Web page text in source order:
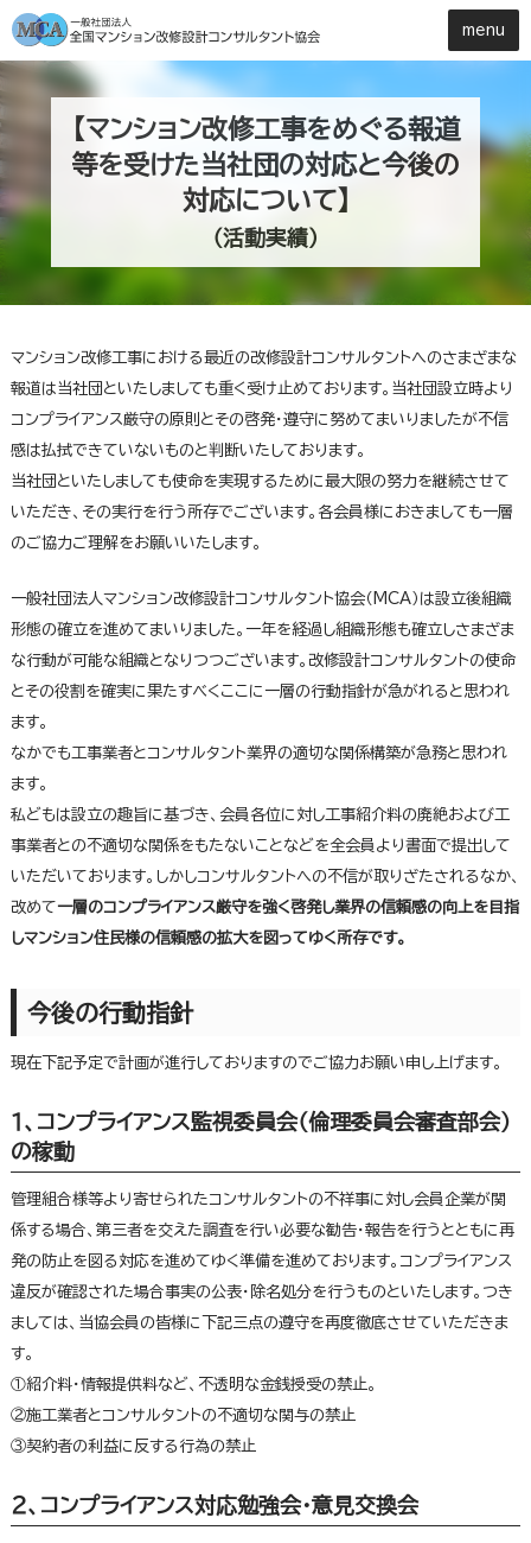
【マンション改修工事をめぐる報道
等を受けた当社団の対応と今後の
対応について】
（活動実績）
マンション改修工事における最近の改修設計コンサルタントへのさまざまな
報道は当社団といたしましても重く受け止めております。当社団設立時より
コンプライアンス厳守の原則とその啓発・遵守に努めてまいりましたが不信
感は払拭できていないものと判断いたしております。
当社団といたしましても使命を実現するために最大限の努力を継続させて
いただき、その実行を行う所存でございます。各会員様におきましても一層
のご協力ご理解をお願いいたします。
一般社団法人マンション改修設計コンサルタント協会（MCA）は設立後組織
形態の確立を進めてまいりました。一年を経過し組織形態も確立しさまざま
な行動が可能な組織となりつつございます。改修設計コンサルタントの使命
とその役割を確実に果たすべくここに一層の行動指針が急がれると思われ
ます。
なかでも工事業者とコンサルタント業界の適切な関係構築が急務と思われ
ます。
私どもは設立の趣旨に基づき、会員各位に対し工事紹介料の廃絶および工
事業者との不適切な関係をもたないことなどを全会員より書面で提出して
いただいております。しかしコンサルタントへの不信が取りざたされるなか、
改めて一層のコンプライアンス厳守を強く啓発し業界の信頼感の向上を目指
しマンション住民様の信頼感の拡大を図ってゆく所存です。
今後の行動指針
現在下記予定で計画が進行しておりますのでご協力お願い申し上げます。
１、コンプライアンス監視委員会（倫理委員会審査部会）
の稼動
管理組合様等より寄せられたコンサルタントの不祥事に対し会員企業が関
係する場合、第三者を交えた調査を行い必要な勧告・報告を行うとともに再
発の防止を図る対応を進めてゆく準備を進めております。コンプライアンス
違反が確認された場合事実の公表・除名処分を行うものといたします。つき
ましては、当協会員の皆様に下記三点の遵守を再度徹底させていただきま
す。
①紹介料・情報提供料など、不透明な金銭授受の禁止。
②施工業者とコンサルタントの不適切な関与の禁止
③契約者の利益に反する行為の禁止
２、コンプライアンス対応勉強会・意見交換会